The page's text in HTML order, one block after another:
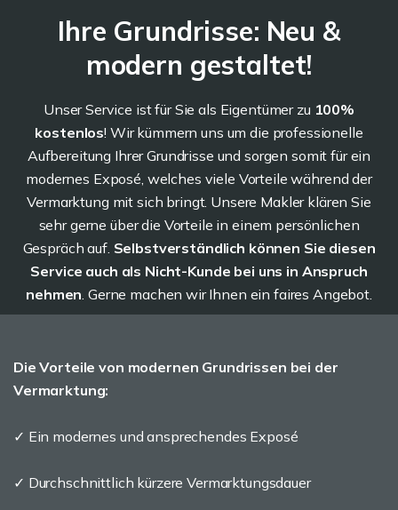
Ihre Grundrisse: Neu &
modern gestaltet!
Unser Service ist für Sie als Eigentümer zu 100%
kostenlos! Wir kümmern uns um die professionelle
Aufbereitung Ihrer Grundrisse und sorgen somit für ein
modernes Exposé, welches viele Vorteile während der
Vermarktung mit sich bringt. Unsere Makler klären Sie
sehr gerne über die Vorteile in einem persönlichen
Gespräch auf. Selbstverständlich können Sie diesen
Service auch als Nicht-Kunde bei uns in Anspruch
nehmen. Gerne machen wir Ihnen ein faires Angebot.
Die Vorteile von modernen Grundrissen bei der
Vermarktung:
✓ Ein modernes und ansprechendes Exposé
✓ Durchschnittlich kürzere Vermarktungsdauer